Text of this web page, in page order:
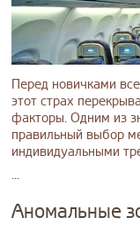
Перед новичками
этот страх
факторы. Одним из
правильный выбор
индивидуальными
...
Аномальные